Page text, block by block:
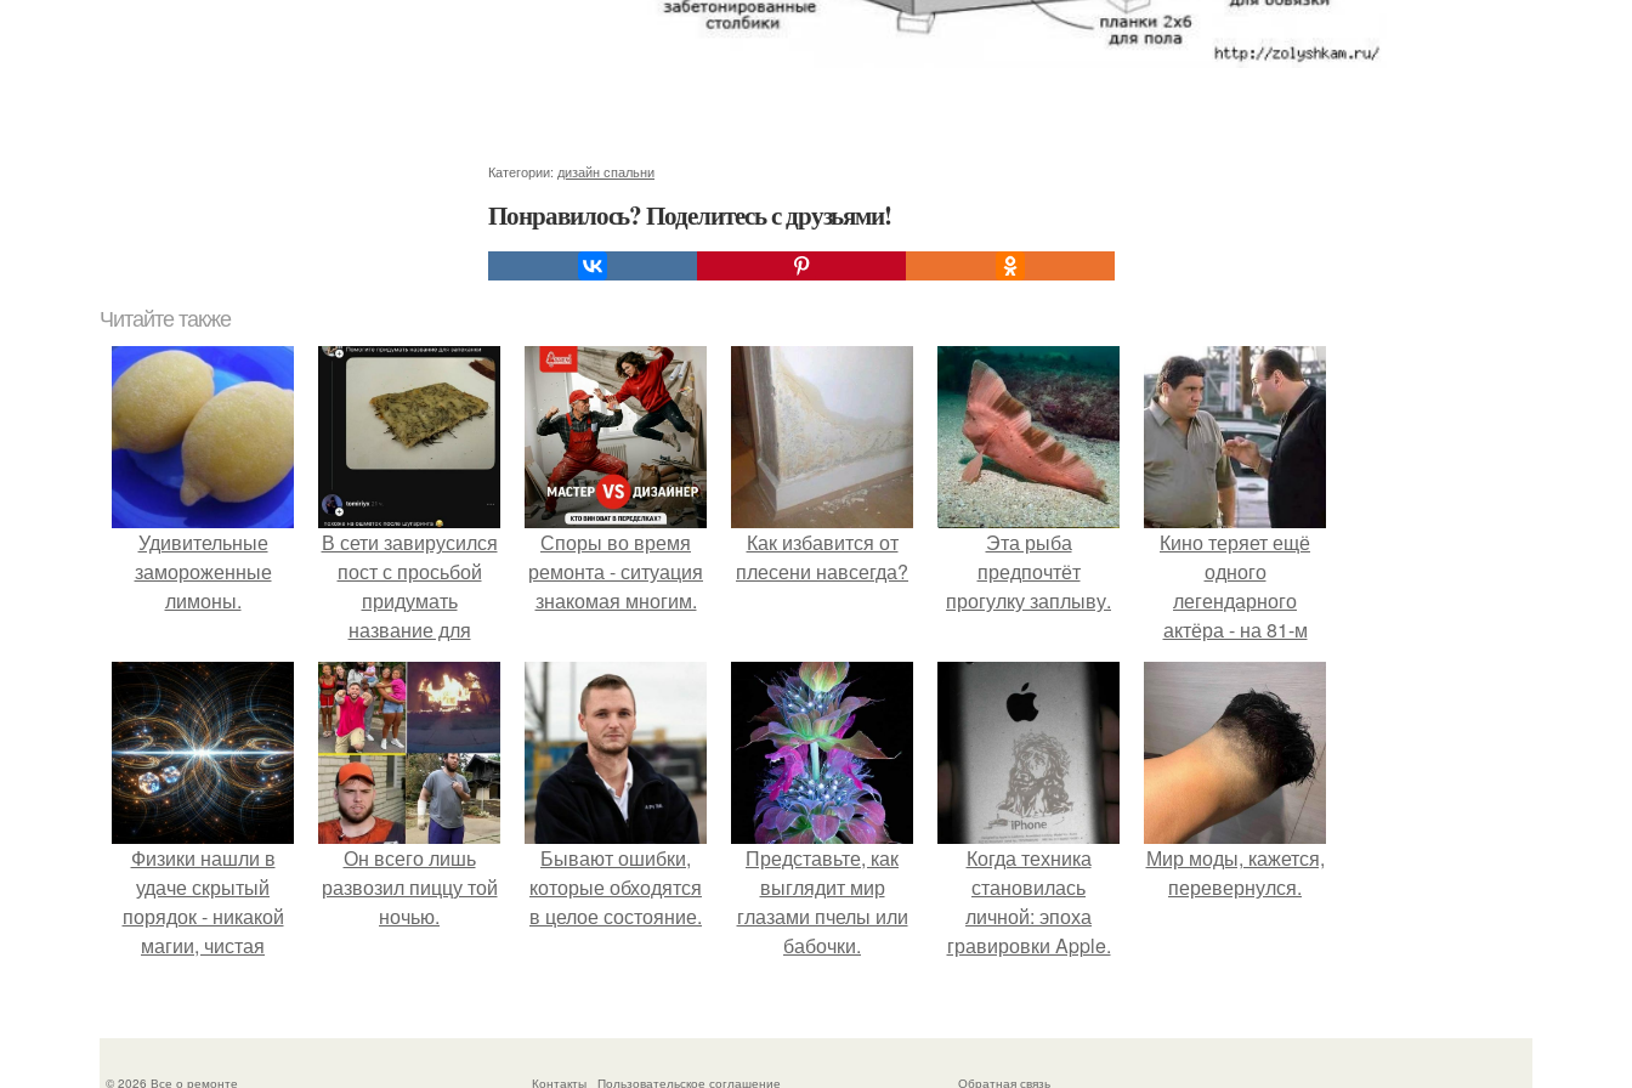
Категории: дизайн спальни
Понравилось? Поделитесь с друзьями!
Читайте также
Удивительные
замороженные
лимоны.
В сети завирусился
пост с просьбой
придумать
название для
домашней
запеканки.
Споры во время
ремонта - ситуация
знакомая многим.
Как избавится от
плесени навсегда?
Эта рыба
предпочтёт
прогулку заплыву.
Кино теряет ещё
одного
легендарного
актёра - на 81-м
году жизни не стало
Винсента пасторе.
Физики нашли в
удаче скрытый
порядок - никакой
магии, чистая
Он всего лишь
развозил пиццу той
ночью.
Бывают ошибки,
которые обходятся
в целое состояние.
Представьте, как
выглядит мир
глазами пчелы или
бабочки.
Когда техника
становилась
личной: эпоха
гравировки Apple.
Мир моды, кажется,
перевернулся.
© 2026 Все о ремонте Контакты
Пользовательское соглашение
Обратная связь